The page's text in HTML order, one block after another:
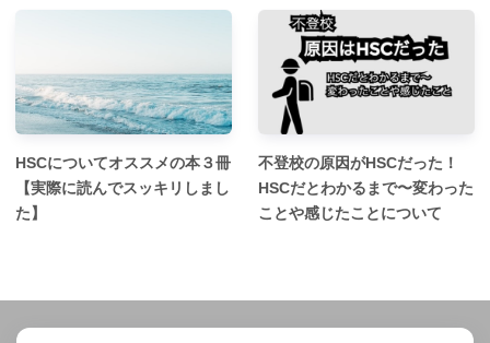
HSCについてオススメの本３冊
【実際に読んでスッキリしまし
た】
不登校の原因がHSCだった！
HSCだとわかるまで〜変わった
ことや感じたことについて